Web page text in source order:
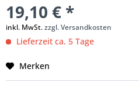
19,10 € *
inkl. MwSt.zzgl. Versandkosten
Lieferzeit ca. 5 Tage
Merken